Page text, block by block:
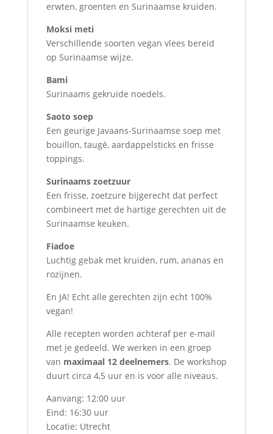
erwten, groenten en Surinaamse kruiden.
Moksi meti
Verschillende soorten vegan vlees bereid
op Surinaamse wijze.
Bami
Surinaams gekruide noedels.
Saoto soep
Een geurige Javaans-Surinaamse soep met
bouillon, taugé, aardappelsticks en frisse
toppings.
Surinaams zoetzuur
Een frisse, zoetzure bijgerecht dat perfect
combineert met de hartige gerechten uit de
Surinaamse keuken.
Fiadoe
Luchtig gebak met kruiden, rum, ananas en
rozijnen.
En JA! Echt alle gerechten zijn echt 100%
vegan!
Alle recepten worden achteraf per e-mail
met je gedeeld. We werken in een groep
van maximaal 12 deelnemers. De workshop
duurt circa 4,5 uur en is voor alle niveaus.
Aanvang: 12:00 uur
Eind: 16:30 uur
Locatie: Utrecht